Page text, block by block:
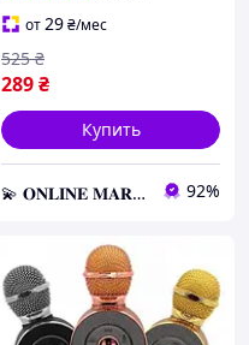
от29₴/мес
289₴
525 ₴
Купить
💫 𝐎𝐍𝐋𝐈𝐍𝐄 𝐌𝐀𝐑𝐊𝐄𝐓 💫 – Актуальные товары по самым выгодным ценам! 92%